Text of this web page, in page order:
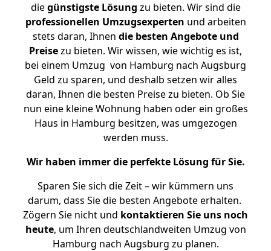
diegünstigste Lösung zu bieten. Wir sind die
professionellen Umzugsexperten und arbeiten
stets daran, Ihnen die besten Angebote und
Preisezu bieten. Wir wissen, wie wichtig es ist,
bei einem Umzug von Hamburg nach Augsburg
Geld zu sparen, und deshalb setzen wir alles
daran, Ihnen die besten Preise zu bieten. Ob Sie
nun eine kleine Wohnung haben oder ein großes
Haus in Hamburg besitzen, was umgezogen
werden muss.
Wir haben immer die perfekte Lösung für Sie.
Sparen Sie sich die Zeit – wir kümmern uns
darum, dass Sie die besten Angebote erhalten.
Zögern Sie nicht und kontaktieren Sie uns noch
heute, um Ihren deutschlandweiten Umzug von
Hamburg nach Augsburg zu planen.